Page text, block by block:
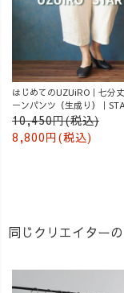
はじめてのUZUiRO｜七分
ーンパンツ（生成り）｜
10,450円(税込)
8,800円(税込)
同じクリエイター